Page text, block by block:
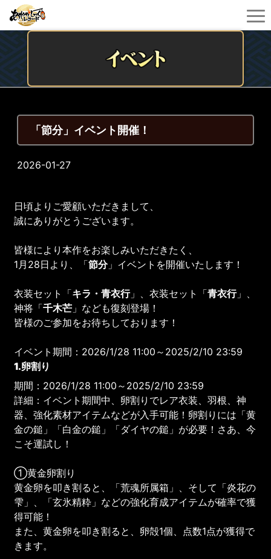
「節分」イベント開催！
2026-01-27
日頃よりご愛顧いただきまして、
誠にありがとうございます。
皆様により本作をお楽しみいただきたく、
1月28日より、「節分」イベントを開催いたします！
衣装セット「キラ・青衣行」、衣装セット「青衣行」、
神将「千木芒 」なども復刻登場！
皆様のご参加をお待ちしております！
イベント期間：2026/1/28 11:00～2025/2/10 23:59
1.卵割り
期間：2026/1/28 11:00～2025/2/10 23:59
詳細：イベント期間中、卵割りでレア衣装、羽根、神
器、強化素材アイテムなどが入手可能！卵割りには「黄
金の鎚」「白金の鎚」「ダイヤの鎚」が必要！さあ、今
こそ運試し！
①黄金卵割り
黄金卵を叩き割ると、「荒魂所属箱」、そして「炎花の
雫」、「玄氷精粋」などの強化育成アイテムが確率で獲
得可能！
また、黄金卵を叩き割ると、卵殻1個、点数1点が獲得で
きます。